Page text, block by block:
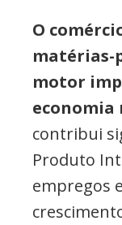
O
matérias-
motor
economia
contribui
Produto
empregos